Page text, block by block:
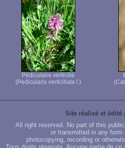
Pédiculaire verticillé
(Pedicularis verticillata l.)
Site réalisé et édité
All right reserved. No part of this
or transmitted in any
photocopying, recording or